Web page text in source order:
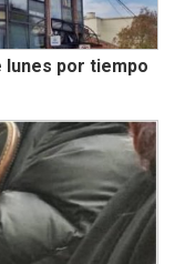
lunes por tiempo